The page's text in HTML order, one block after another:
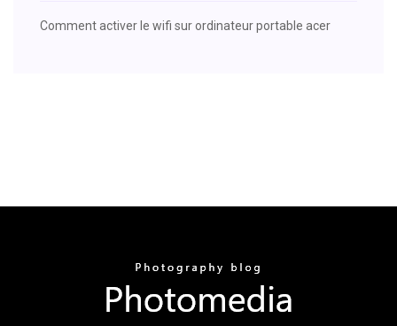
Comment activer le wifi sur ordinateur portable acer